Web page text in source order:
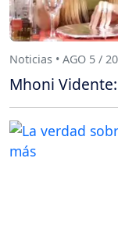
Noticias • AGO 5 /
Mhoni